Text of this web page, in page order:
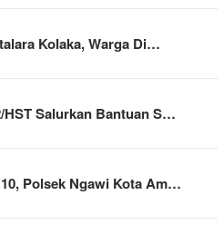
Kolaka, Warga Di…
HST Salurkan Bantuan S…
Polsek Ngawi Kota Am…